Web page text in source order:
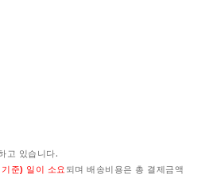
고 있습니다.
준) 일이 소요되며 배송비용은 총 결제금액